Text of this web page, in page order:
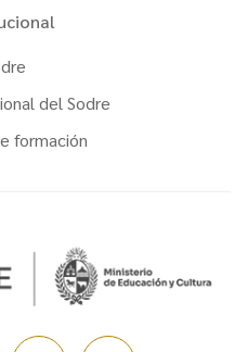
del Sodre
formación